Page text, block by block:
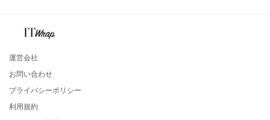
運営会社
お問い合わせ
プライバシーポリシー
利用規約